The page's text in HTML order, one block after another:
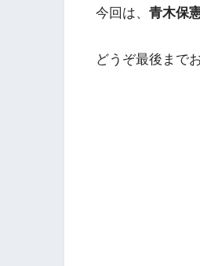
今回は、 青木保
どうぞ最後まで